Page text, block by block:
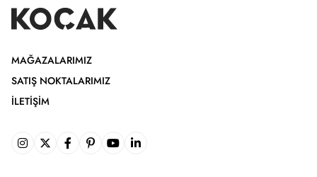
MAĞAZALARIMIZ
SATIŞ NOKTALARIMIZ
İLETIŞIM